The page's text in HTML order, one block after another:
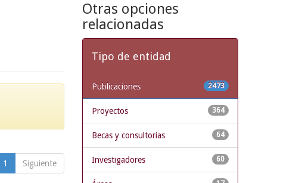
1 Siguiente
Otras opciones
relacionadas
Tipo de entidad
2473
Publicaciones
364
Proyectos
64
Becas y consultorías
60
Investigadores